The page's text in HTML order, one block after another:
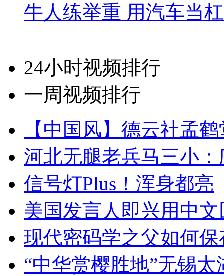
牛人练举重 用汽车当
24小时视频排行
一周视频排行
【中国风】德云社孟
河北无腿老兵马三小
信号灯Plus！浑身都亮
美国发言人即兴用中
现代密码学之父如何
“中华赏樱胜地”无锡